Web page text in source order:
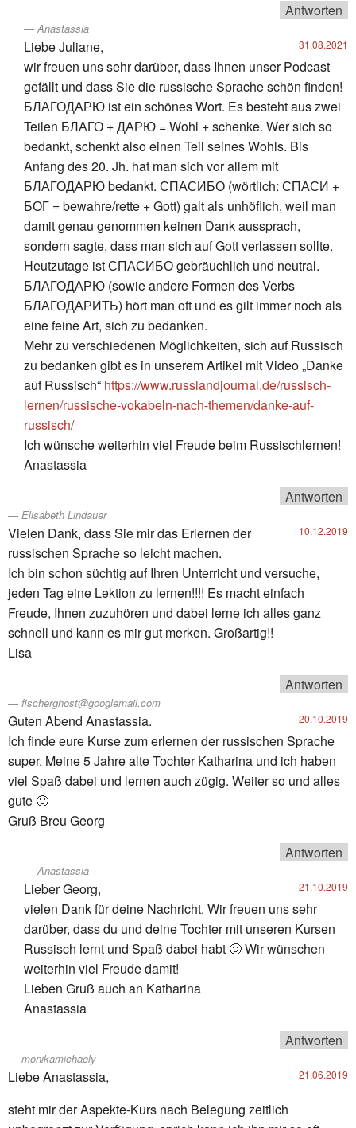
Antworten
Anastassia
31.08.2021
Liebe Juliane,
wir freuen uns sehr darüber, dass Ihnen unser Podcast
gefällt und dass Sie die russische Sprache schön finden!
БЛАГОДАРЮ ist ein schönes Wort. Es besteht aus zwei
Teilen БЛАГО + ДАРЮ = Wohl + schenke. Wer sich so
bedankt, schenkt also einen Teil seines Wohls. Bis
Anfang des 20. Jh. hat man sich vor allem mit
БЛАГОДАРЮ bedankt. СПАСИБО (wörtlich: СПАСИ +
БОГ = bewahre/rette + Gott) galt als unhöflich, weil man
damit genau genommen keinen Dank aussprach,
sondern sagte, dass man sich auf Gott verlassen sollte.
Heutzutage ist СПАСИБО gebräuchlich und neutral.
БЛАГОДАРЮ (sowie andere Formen des Verbs
БЛАГОДАРИТЬ) hört man oft und es gilt immer noch als
eine feine Art, sich zu bedanken.
Mehr zu verschiedenen Möglichkeiten, sich auf Russisch
zu bedanken gibt es in unserem Artikel mit Video „Danke
auf Russisch“ https://www.russlandjournal.de/russisch-
lernen/russische-vokabeln-nach-themen/danke-auf-
russisch/
Ich wünsche weiterhin viel Freude beim Russischlernen!
Anastassia
Antworten
Elisabeth Lindauer
10.12.2019
Vielen Dank, dass Sie mir das Erlernen der
russischen Sprache so leicht machen.
Ich bin schon süchtig auf Ihren Unterricht und versuche,
jeden Tag eine Lektion zu lernen!!!! Es macht einfach
Freude, Ihnen zuzuhören und dabei lerne ich alles ganz
schnell und kann es mir gut merken. Großartig!!
Lisa
Antworten
fischerghost@googlemail.com
20.10.2019
Guten Abend Anastassia.
Ich finde eure Kurse zum erlernen der russischen Sprache
super. Meine 5 Jahre alte Tochter Katharina und ich haben
viel Spaß dabei und lernen auch zügig. Weiter so und alles
gute 🙂
Gruß Breu Georg
Antworten
Anastassia
21.10.2019
Lieber Georg,
vielen Dank für deine Nachricht. Wir freuen uns sehr
darüber, dass du und deine Tochter mit unseren Kursen
Russisch lernt und Spaß dabei habt 🙂 Wir wünschen
weiterhin viel Freude damit!
Lieben Gruß auch an Katharina
Anastassia
Antworten
monikamichaely
21.06.2019
Liebe Anastassia,
steht mir der Aspekte-Kurs nach Belegung zeitlich